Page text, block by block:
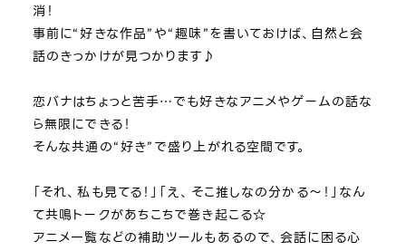
消！
事前に“好きな作品”や“趣味”を書いておけば、自然と会
話のきっかけが見つかります♪
恋バナはちょっと苦手…でも好きなアニメやゲームの話な
ら無限にできる！
そんな共通の“好き”で盛り上がれる空間です。
「それ、私も見てる！」「え、そこ推しなの分かる～！」なん
て共鳴トークがあちこちで巻き起こる☆
アニメ一覧などの補助ツールもあるので、会話に困る心